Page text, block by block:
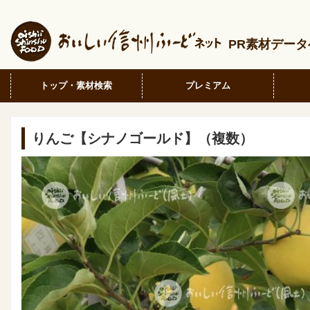
PR素材デー
トップ・素材検索 プレミアム
りんご【シナノゴールド】（複数）